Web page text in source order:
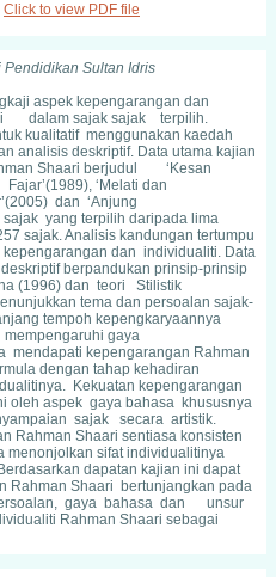
Click to view PDF file
Pendidikan Sultan Idris
aspek kepengarangan dan
dalam sajak sajak terpilih.
kualitatif menggunakan kaedah
analisis deskriptif. Data utama kajian
Shaari berjudul ‘Kesan
‘Melati dan
dan ‘Anjung
yang terpilih daripada lima
sajak. Analisis kandungan tertumpu
dan individualiti. Data
berpandukan prinsip-prinsip
(1996) dan teori Stilistik
tema dan persoalan sajak-
tempoh kepengkaryaannya
gaya
mendapati kepengarangan Rahman
dengan tahap kehadiran
Kekuatan kepengarangan
oleh aspek gaya bahasa khususnya
sajak secara artistik.
Shaari sentiasa konsisten
menonjolkan sifat individualitinya
dapatan kajian ini dapat
Rahman Shaari bertunjangkan pada
gaya bahasa dan unsur
Rahman Shaari sebagai